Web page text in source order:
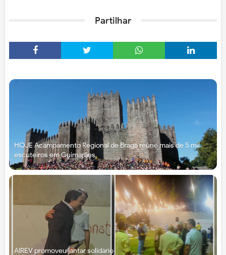
Partilhar
HOJE Acampamento Regional de Braga reúne mais de 5 mil
escuteiros em Guimarães
AIREV promoveu jantar solidário